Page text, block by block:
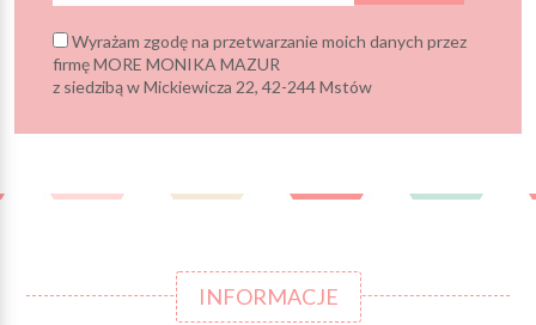
Wyrażam zgodę na przetwarzanie moich danych przez
firmę MORE MONIKA MAZUR
z siedzibą w Mickiewicza 22, 42-244 Mstów
INFORMACJE